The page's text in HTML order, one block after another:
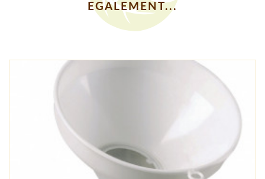
EGALEMENT...